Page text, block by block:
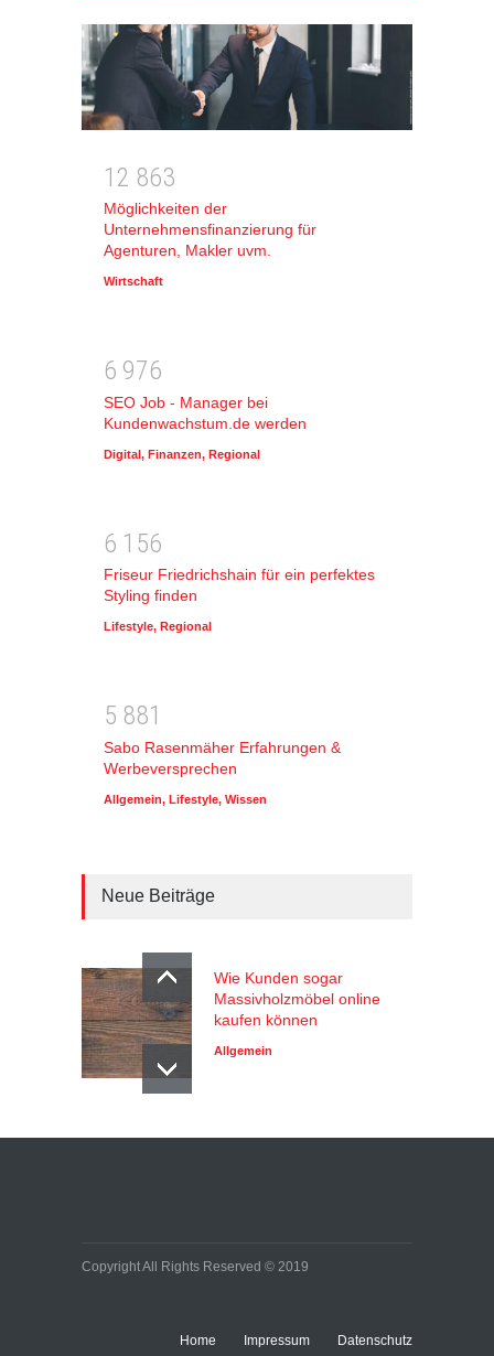
1 2 863
Möglichkeiten der
Unternehmensfinanzierung für
Agenturen, Makler uvm.
Wirtschaft
6 976
SEO Job - Manager bei
Kundenwachstum.de werden
Digital, Finanzen, Regional
6 1 56
Friseur Friedrichshain für ein perfektes
Styling finden
Lifestyle, Regional
5 881
Sabo Rasenmäher Erfahrungen &
Werbeversprechen
Allgemein, Lifestyle, Wissen
Neue Beiträge
Wie Kunden sogar
Massivholzmöbel online
kaufen können
Allgemein
Copyright All Rights Reserved © 2019
Home Impressum Datenschutz